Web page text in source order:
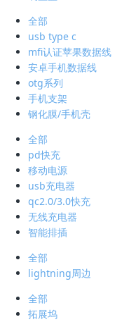
全部
usb type c
mfi认证苹果数据线
安卓手机数据线
otg系列
手机支架
钢化膜/手机壳
全部
pd快充
移动电源
usb充电器
qc2.0/3.0快充
无线充电器
智能排插
全部
lightning周边
全部
拓展坞